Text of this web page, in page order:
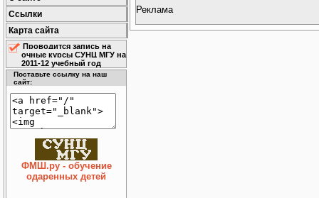
Ссылки
Карта сайта
Проводится запись на
очные курсы СУНЦ МГУ на
2011-12 учебный год
Поставьте ссылку на наш
сайт:
ФМШ.ру - обучение
одаренных детей
Реклама